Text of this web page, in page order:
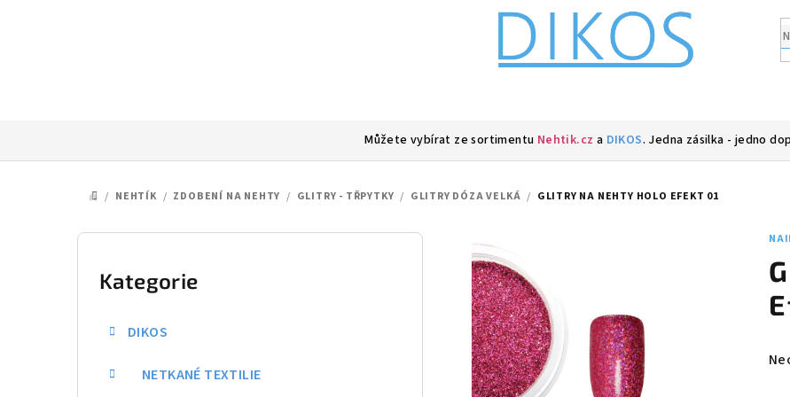
Můžete vybírat ze sortimentu Nehtik.cz a DIKOS. Jedna zásilka - jedno
DOMŮ
/ NEHTÍK / ZDOBENÍ NA NEHTY / GLITRY - TŘPYTKY / GLITRY DÓZA VELKÁ / GLITRY NA NEHTY HOLO EFEKT 01
P
Přeskočit
kategorie
Kategorie
DIKOS
NETKANÉ TEXTILIE